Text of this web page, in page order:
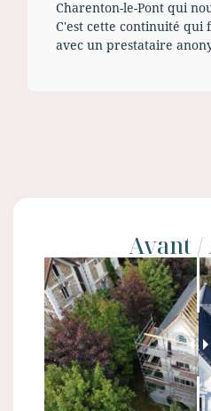
Charenton-le-Pont qui
C'est cette continuité qui
avec un prestataire
Avant /